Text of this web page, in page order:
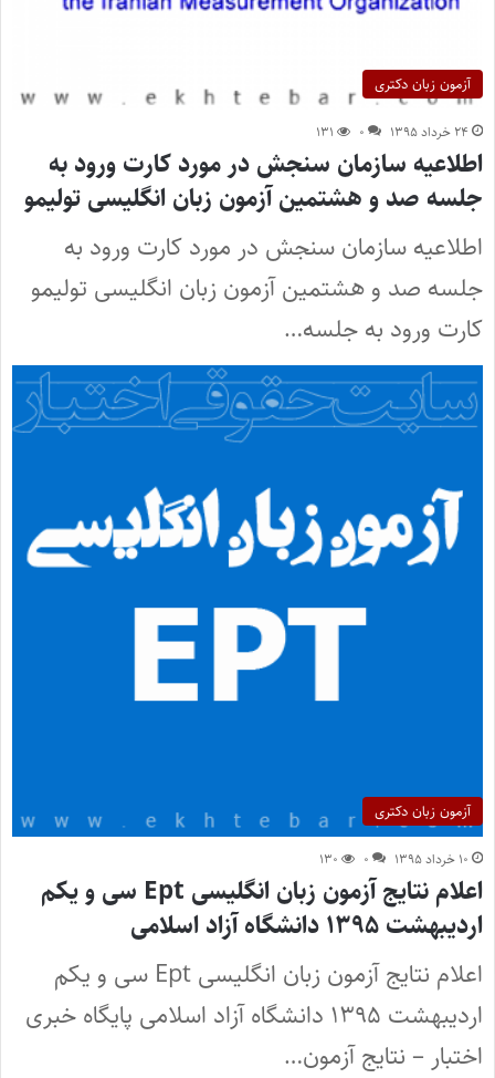
آزمون زبان دکتری
۲۴ خرداد ۱۳۹۵ ۰ ۱۳۱
اطلاعیه سازمان سنجش در مورد کارت ورود به
جلسه صد و هشتمین آزمون زبان انگلیسی تولیمو
اطلاعیه سازمان سنجش در مورد کارت ورود به
جلسه صد و هشتمین آزمون زبان انگلیسی تولیمو
کارت ورود به جلسه…
آزمون زبان دکتری
۱۰ خرداد ۱۳۹۵ ۰ ۱۳۰
اعلام نتایج آزمون زبان انگلیسی Ept سی و یکم
اردیبهشت ۱۳۹۵ دانشگاه آزاد اسلامی
اعلام نتایج آزمون زبان انگلیسی Ept سی و یکم
اردیبهشت ۱۳۹۵ دانشگاه آزاد اسلامی پایگاه خبری
اختبار – نتایج آزمون…